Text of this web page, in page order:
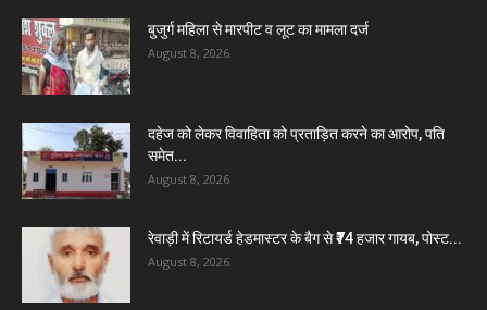
बुजुर्ग महिला से मारपीट व लूट का मामला दर्ज
August 8, 2026
दहेज को लेकर विवाहिता को प्रताड़ित करने का आरोप, पति
समेत...
August 8, 2026
रेवाड़ी में रिटायर्ड हेडमास्टर के बैग से ₹74 हजार गायब, पोस्ट...
August 8, 2026